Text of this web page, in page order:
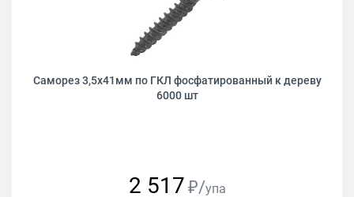
Саморез 3,5х41мм по ГКЛ фосфатированный к дереву
6000 шт
2 517 ₽/упа